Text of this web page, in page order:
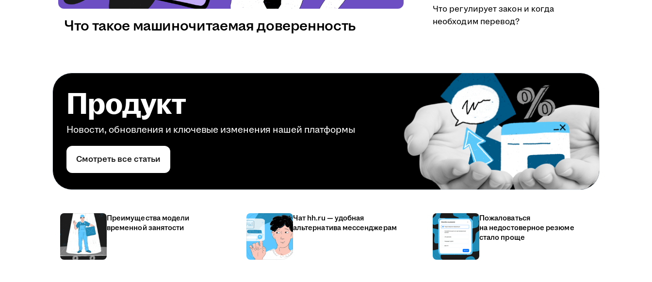
Что регулирует закон и когда
необходим перевод?
Что такое машиночитаемая доверенность
Продукт
Новости, обновления и ключевые изменения нашей платформы
Смотреть все статьи
Преимущества модели
временной занятости
Чат hh.ru — удобная
альтернатива мессенджерам
Пожаловаться
на недостоверное резюме
стало проще